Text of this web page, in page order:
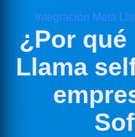
Integración Meta
¿Por qué
Llama